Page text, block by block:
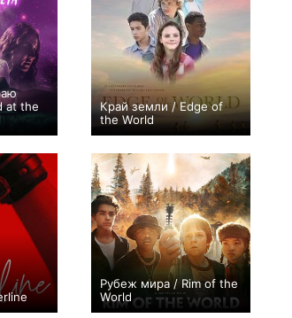
at the
Край земли / Edge of
the World
0
Рубеж мира / Rim of the
World
0